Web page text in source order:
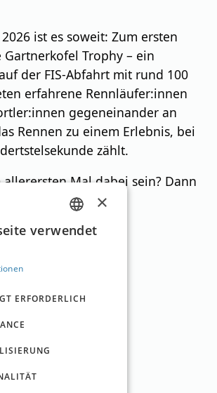
ist es soweit: Zum ersten
Trophy – ein
der FIS-Abfahrt mit rund 100
erfahrene Rennläufer:innen
gegeneinander an
Rennen zu einem Erlebnis, bei
zählt.
Mal dabei sein? Dann
deinen Platz – die
GERMAN
×
verwendet
ERFORDERLICH